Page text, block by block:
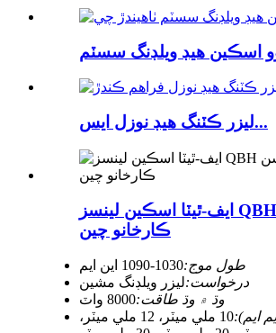
ليزر ڪٽنگ هيڊ نوزل ​​ايس...
ايف-ٿيٽا اسڪين لينسز QBH ڪوليميشن
ڪارخانو چين
طول موج:1030-1090 اين ايم
درخواست:ليزر ويلڊنگ مشين
وڌ ۾ وڌ طاقت:8000 واٽ
ايم):
10 ملي ميٽر، 12 ملي ميٽر،